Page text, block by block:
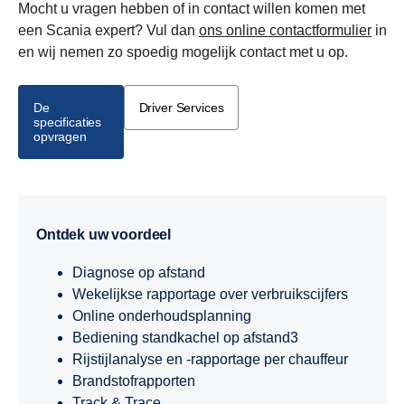
Mocht u vragen hebben of in contact willen komen met
een Scania expert? Vul dan ons online contactformulier in
en wij nemen zo spoedig mogelijk contact met u op.
De
specificaties
opvragen
Driver Services
Ontdek uw voordeel
Diagnose op afstand
Wekelijkse rapportage over verbruikscijfers
Online onderhoudsplanning
Bediening standkachel op afstand3
Rijstijlanalyse en -rapportage per chauffeur
Brandstofrapporten